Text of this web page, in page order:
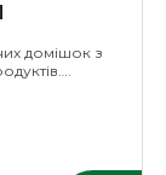
домішок з